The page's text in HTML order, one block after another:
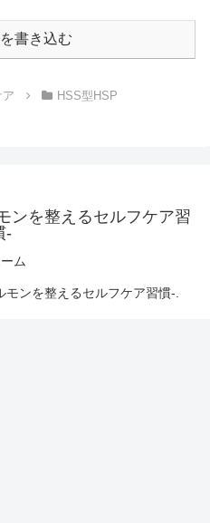
書き込む
HSS型HSP
ンを整えるセルフケア習
-
ム
ンを整えるセルフケア習慣-.